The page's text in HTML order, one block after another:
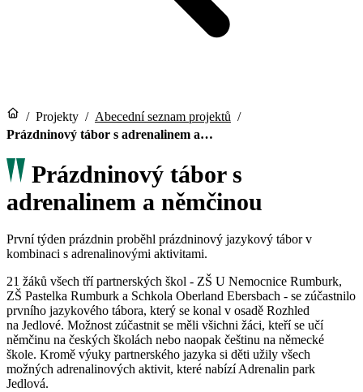
/ Projekty / Abecední seznam projektů /
Prázdninový tábor s adrenalinem a…
Prázdninový tábor s
adrenalinem a němčinou
První týden prázdnin proběhl prázdninový jazykový tábor v
kombinaci s adrenalinovými aktivitami.
21 žáků všech tří partnerských škol - ZŠ U Nemocnice Rumburk,
ZŠ Pastelka Rumburk a Schkola Oberland Ebersbach - se zúčastnilo
prvního jazykového tábora, který se konal v osadě Rozhled
na Jedlové. Možnost zúčastnit se měli všichni žáci, kteří se učí
němčinu na českých školách nebo naopak češtinu na německé
škole. Kromě výuky partnerského jazyka si děti užily všech
možných adrenalinových aktivit, které nabízí Adrenalin park
Jedlová.